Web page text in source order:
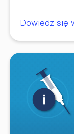
Dowiedz się